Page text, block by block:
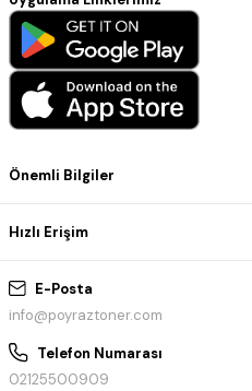
E-Posta
info@poyraztoner.com
Telefon Numarası
02125500909
Önemli Bilgiler
Hızlı Erişim